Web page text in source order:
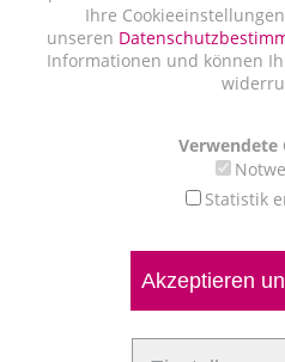
Ihre
unseren
Informationen und können
Verwendete
Statistik
Akzeptieren